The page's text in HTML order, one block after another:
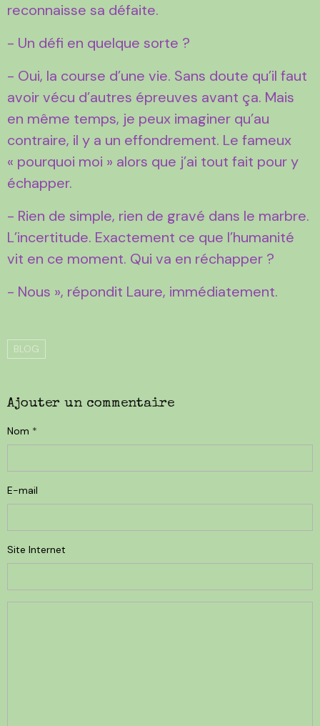
reconnaisse sa défaite.
- Un défi en quelque sorte ?
- Oui, la course d’une vie. Sans doute qu’il faut
avoir vécu d’autres épreuves avant ça. Mais
en même temps, je peux imaginer qu’au
contraire, il y a un effondrement. Le fameux
« pourquoi moi » alors que j’ai tout fait pour y
échapper.
- Rien de simple, rien de gravé dans le marbre.
L’incertitude. Exactement ce que l’humanité
vit en ce moment. Qui va en réchapper ?
- Nous », répondit Laure, immédiatement.
BLOG
Ajouter un commentaire
Nom
E-mail
Site Internet